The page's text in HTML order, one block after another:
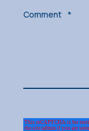
Comment *